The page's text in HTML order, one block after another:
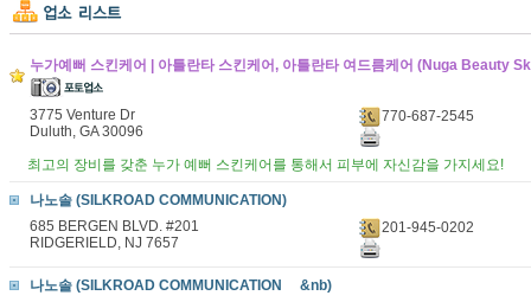
누가예뻐 스킨케어 | 아틀란타 스킨케어, 아틀란타 여드름케어 (Nuga Beauty
3775 Venture Dr
Duluth, GA 30096
770-687-2545
최고의 장비를 갖춘 누가 예뻐 스킨케어를 통해서 피부에 자신감을 가지세요!
나노솔 (SILKROAD COMMUNICATION)
685 BERGEN BLVD. #201
RIDGERIELD, NJ 7657
201-945-0202
나노솔 (SILKROAD COMMUNICATION &nb)